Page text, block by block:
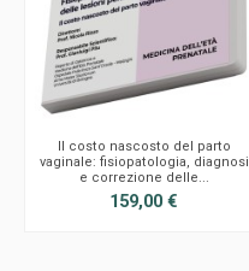
Il costo nascosto del parto
vaginale: fisiopatologia, diagnosi
e correzione delle...
159,00 €